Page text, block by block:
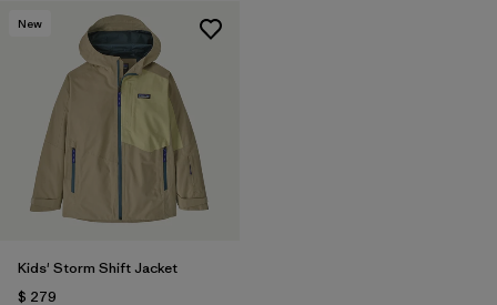
New
Kids' Storm Shift Jacket
$ 279